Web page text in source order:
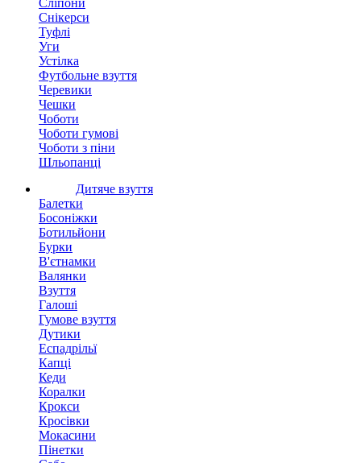
Сліпони
Снікерси
Туфлі
Уги
Устілка
Футбольне взуття
Черевики
Чешки
Чоботи
Чоботи гумові
Чоботи з піни
Шльопанці
Дитяче взуття
Балетки
Босоніжки
Ботильйони
Бурки
В'єтнамки
Валянки
Взуття
Галоші
Гумове взуття
Дутики
Еспадрільї
Капці
Кеди
Коралки
Крокси
Кросівки
Мокасини
Пінетки